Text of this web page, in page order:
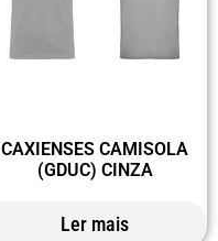
CAXIENSES CAMISOLA
(GDUC) CINZA
Ler mais